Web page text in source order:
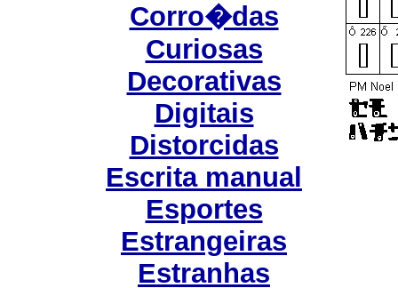
Corro�das
Curiosas
Decorativas
Digitais
Distorcidas
Escrita manual
Esportes
Estrangeiras
Estranhas